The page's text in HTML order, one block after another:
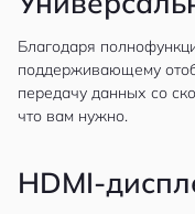
Благодаря
поддерживающему
передачу данных со
что вам нужно.
HDMI-